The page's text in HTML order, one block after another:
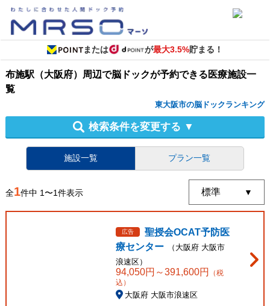
または が最大3.5%貯まる！
布施駅（大阪府）周辺で脳ドックが予約できる医療施設一
覧
東大阪市の脳ドックランキング
検索条件を変更する ▼
施設一覧 プラン一覧
全1件中 1〜1件表示
広告
聖授会OCAT予防医
療センター
（ 大阪府 大阪市
浪速区）
94,050円～391,600円
（税
込）
大阪府 大阪市浪速区